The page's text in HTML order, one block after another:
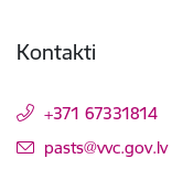
Kontakti
+371 67331814
E-pasts:
pasts@vvc.gov.lv